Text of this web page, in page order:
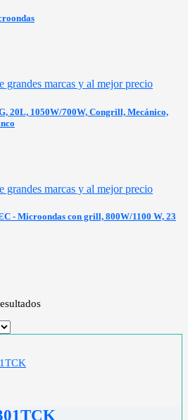
20L, 1050W/700W, Congrill, Mecánico,
- Microondas con grill, 800W/1100 W, 23